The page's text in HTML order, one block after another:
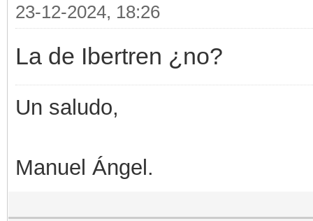
23-12-2024, 18:26
La de Ibertren ¿no?
Un saludo,
Manuel Ángel.